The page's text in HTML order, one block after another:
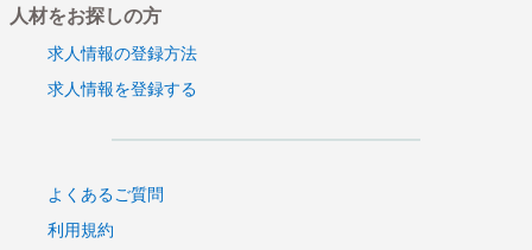
人材をお探しの方
求人情報の登録方法
求人情報を登録する
よくあるご質問
利用規約